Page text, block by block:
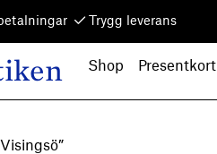
Trygg leverans
Shop Presentkort